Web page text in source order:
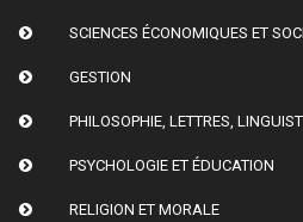
SCIENCES ÉCONOMIQUES ET
GESTION
PHILOSOPHIE, LETTRES,
PSYCHOLOGIE ET ÉDUCATION
RELIGION ET MORALE